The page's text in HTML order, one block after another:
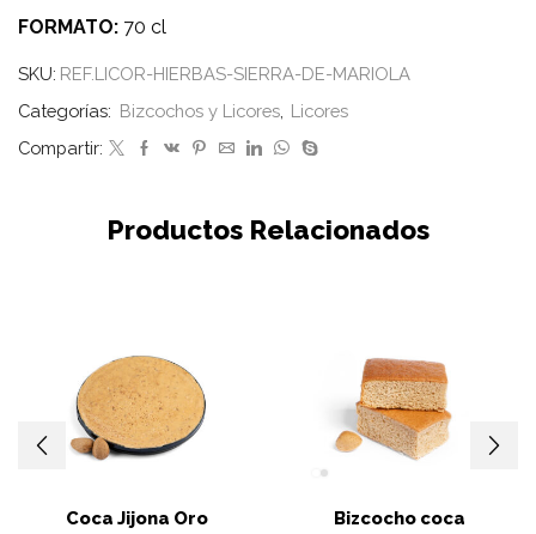
FORMATO: 70 cl
SKU: REF.LICOR-HIERBAS-SIERRA-DE-MARIOLA
Categorías: Bizcochos y Licores Licores
Compartir:
Productos Relacionados
Coca Jijona Oro
Bizcocho coca